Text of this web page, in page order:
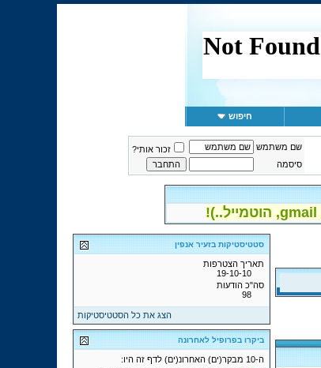
חיפוש
שם משתמש
זכור אותי?
סיסמה
סטטיסטיקות בזעיר אנפין
תאריך הצטרפות
19-10-10
סה"כ הודעות
98
הצג את כל הסטטיסטיקות
ביקרו בפרופיל לאחרונה
ה-10 מבקר(ים) האחרונ(ים) לדף זה היו: